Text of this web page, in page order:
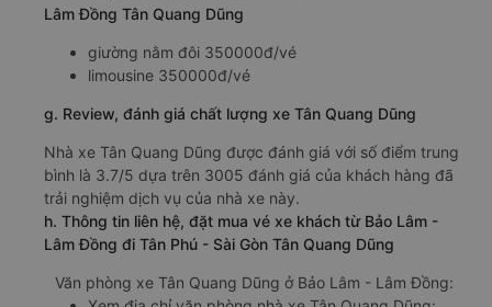
Thời gian chạy từ Bảo Lâm - Lâm Đồng đi Tân Phú -
d. Các điểm đón khách của nhà xe Tân Quang Dũng
Bến xe khách liên tỉnh Đức Long Bảo Lộc
e. Các điểm trả khách của nhà xe Tân Quang Dũng
Trung Tâm Triển lãm và Hội chợ Tân Bình
Văn Phòng An Sương, Quận 12
Văn Phòng Quận 10
f. Giá vé giá xe khách đi Tân Phú - Sài Gòn từ Bảo Lâm -
Lâm Đồng Tân Quang Dũng